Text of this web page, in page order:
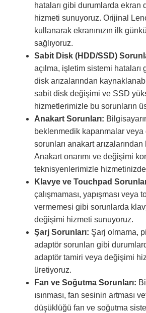
hataları gibi durumlarda ekran
hizmeti sunuyoruz. Orijinal
kullanarak ekranınızın ilk
sağlıyoruz.
Sabit Disk (HDD/SSD)
açılma, işletim sistemi hataları
disk arızalarından
sabit disk değişimi ve SSD
hizmetlerimizle bu sorunların
Anakart Sorunları:
beklenmedik kapanmalar veya
sorunları anakart
Anakart onarımı ve değişimi
teknisyenlerimizle
Klavye ve Touchpad
çalışmaması, yapışması veya
vermemesi gibi sorunlarda
değişimi hizmeti sunuyoruz.
Şarj Sorunları: Şarj olmama,
adaptör sorunları gibi
adaptör tamiri veya değişimi
üretiyoruz.
Fan ve Soğutma Sorunları:
ısınması, fan sesinin artması
düşüklüğü fan ve soğutma